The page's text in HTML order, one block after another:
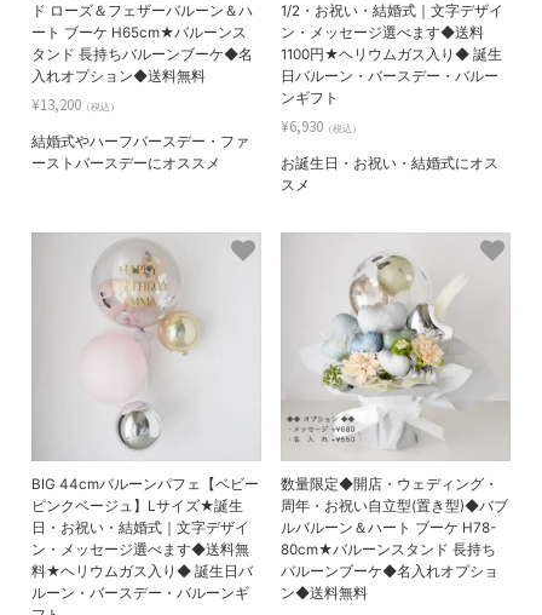
ド ローズ＆フェザーバルーン＆ハ
ート ブーケ H65cm★バルーンス
タンド 長持ちバルーンブーケ◆名
入れオプション◆送料無料
¥13,200 （税込）
結婚式やハーフバースデー・ファ
ーストバースデーにオススメ
1/2・お祝い・結婚式｜文字デザイ
ン・メッセージ選べます◆送料
1100円★ヘリウムガス入り◆ 誕生
日バルーン・バースデー・バルー
ンギフト
¥6,930 （税込）
お誕生日・お祝い・結婚式にオス
スメ
BIG 44cmバルーンパフェ【ベビー
ピンクベージュ】Lサイズ★誕生
日・お祝い・結婚式｜文字デザイ
ン・メッセージ選べます◆送料無
料★ヘリウムガス入り◆ 誕生日バ
ルーン・バースデー・バルーンギ
数量限定◆開店・ウェディング・
周年・お祝い自立型(置き型)◆バブ
ルバルーン＆ハート ブーケ H78-
80cm★バルーンスタンド 長持ち
バルーンブーケ◆名入れオプショ
ン◆送料無料